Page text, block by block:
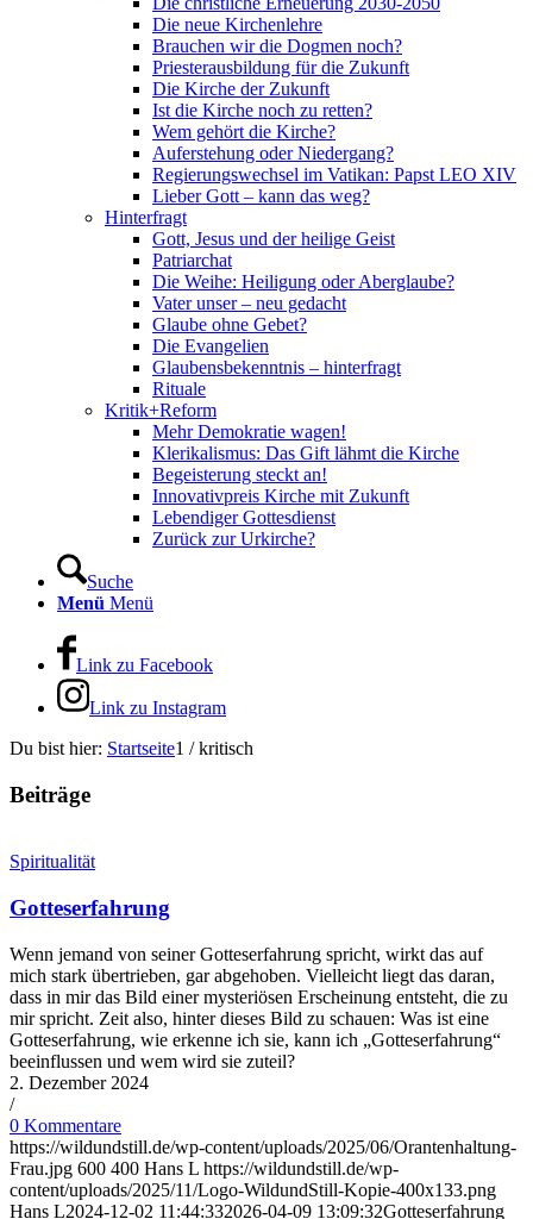
Die neue Kirchenlehre
Brauchen wir die Dogmen noch?
Priesterausbildung für die Zukunft
Die Kirche der Zukunft
Ist die Kirche noch zu retten?
Wem gehört die Kirche?
Auferstehung oder Niedergang?
Regierungswechsel im Vatikan: Papst LEO XIV
Lieber Gott – kann das weg?
Hinterfragt
Gott, Jesus und der heilige Geist
Patriarchat
Die Weihe: Heiligung oder Aberglaube?
Vater unser – neu gedacht
Glaube ohne Gebet?
Die Evangelien
Glaubensbekenntnis – hinterfragt
Rituale
Kritik+Reform
Mehr Demokratie wagen!
Klerikalismus: Das Gift lähmt die Kirche
Begeisterung steckt an!
Innovativpreis Kirche mit Zukunft
Lebendiger Gottesdienst
Zurück zur Urkirche?
Suche
Menü Menü
Link zu Facebook
Link zu Instagram
Du bist hier: Startseite1 / kritisch
Beiträge
Spiritualität
Gotteserfahrung
Wenn jemand von seiner Gotteserfahrung spricht, wirkt das auf
mich stark übertrieben, gar abgehoben. Vielleicht liegt das daran,
dass in mir das Bild einer mysteriösen Erscheinung entsteht, die zu
mir spricht. Zeit also, hinter dieses Bild zu schauen: Was ist eine
Gotteserfahrung, wie erkenne ich sie, kann ich „Gotteserfahrung“
beeinflussen und wem wird sie zuteil?
2. Dezember 2024
/
0 Kommentare
https://wildundstill.de/wp-content/uploads/2025/06/Orantenhaltung-
Frau.jpg 600 400 Hans L https://wildundstill.de/wp-
content/uploads/2025/11/Logo-WildundStill-Kopie-400x133.png
Hans L2024-12-02 11:44:332026-04-09 13:09:32Gotteserfahrung